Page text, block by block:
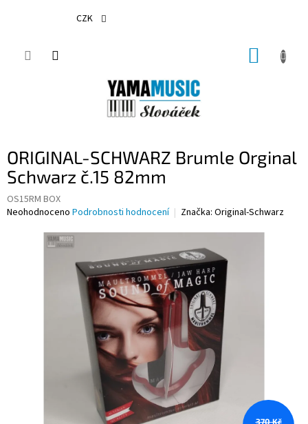
CZK
ORIGINAL-SCHWARZ Brumle Orginal
Schwarz č.15 82mm
OS15RM BOX
Průměrné
Neohodnoceno Podrobnosti hodnocení Značka: Original-Schwarz
370 Kč